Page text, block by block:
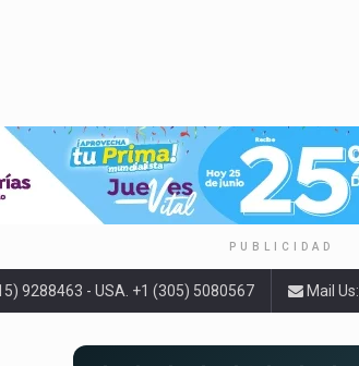
PUBLICIDAD
9288463 - USA. +1 (305) 5080567 Mail Us: